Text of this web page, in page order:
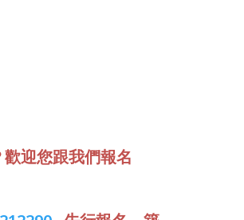
迎您跟我們報名